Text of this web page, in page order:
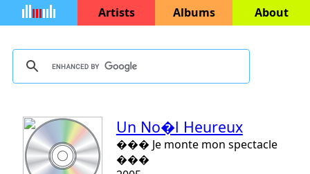
Artists Albums About
Un No�l Heureux
��� Je monte mon spectacle
���